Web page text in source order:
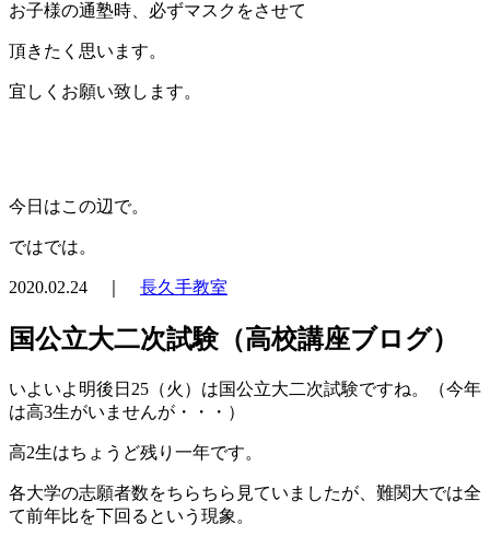
お子様の通塾時、必ずマスクをさせて
頂きたく思います。
宜しくお願い致します。
今日はこの辺で。
ではでは。
2020.02.24 ｜ 長久手教室
国公立大二次試験（高校講座ブログ）
いよいよ明後日25（火）は国公立大二次試験ですね。（今年
は高3生がいませんが・・・）
高2生はちょうど残り一年です。
各大学の志願者数をちらちら見ていましたが、難関大では全
て前年比を下回るという現象。